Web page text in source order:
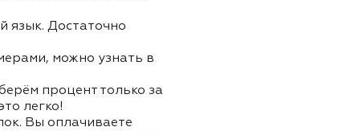
язык. Достаточно
можно узнать в
процент только за
легко!
Вы оплачиваете